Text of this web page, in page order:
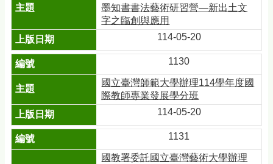
墨知書書法藝術研習營—新出土文
字之臨創與應用
114-05-20
1130
國立臺灣師範大學辦理114學年度國
際教師專業發展學分班
114-05-20
1131
國教署委託國立臺灣藝術大學辦理